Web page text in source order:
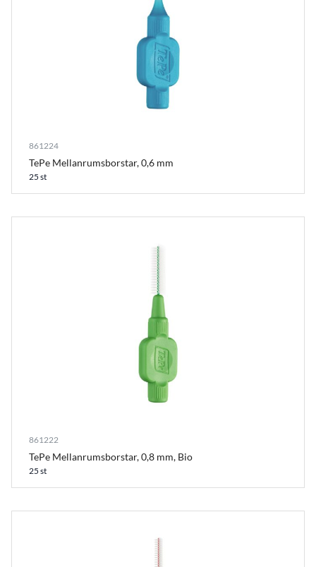
861224
TePe Mellanrumsborstar, 0,6 mm
25 st
861222
TePe Mellanrumsborstar, 0,8 mm, Bio
25 st